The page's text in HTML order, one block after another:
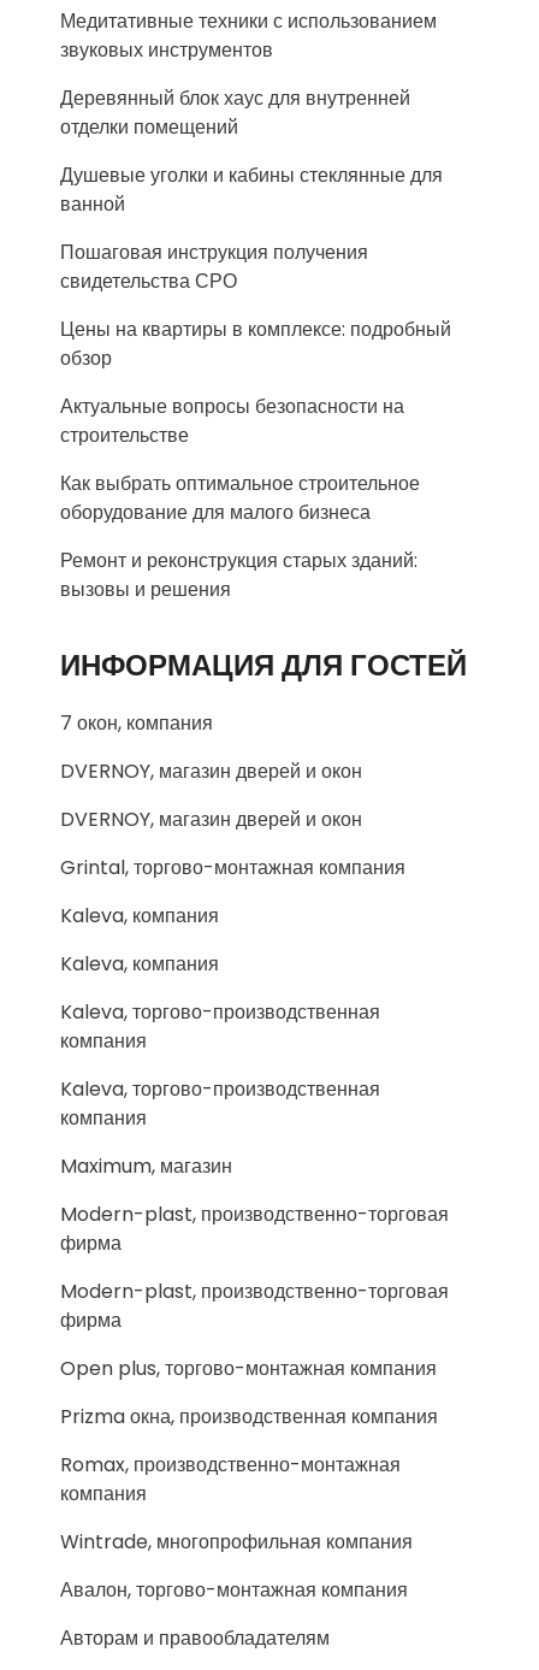
Медитативные техники с использованием
звуковых инструментов
Деревянный блок хаус для внутренней
отделки помещений
Душевые уголки и кабины стеклянные для
ванной
Пошаговая инструкция получения
свидетельства СРО
Цены на квартиры в комплексе: подробный
обзор
Актуальные вопросы безопасности на
строительстве
Как выбрать оптимальное строительное
оборудование для малого бизнеса
Ремонт и реконструкция старых зданий:
вызовы и решения
ИНФОРМАЦИЯ ДЛЯ ГОСТЕЙ
7 окон, компания
DVERNOY, магазин дверей и окон
DVERNOY, магазин дверей и окон
Grintal, торгово-монтажная компания
Kaleva, компания
Kaleva, компания
Kaleva, торгово-производственная
компания
Kaleva, торгово-производственная
компания
Maximum, магазин
Modern-plast, производственно-торговая
фирма
Modern-plast, производственно-торговая
фирма
Open plus, торгово-монтажная компания
Prizma окна, производственная компания
Romax, производственно-монтажная
компания
Wintrade, многопрофильная компания
Авалон, торгово-монтажная компания
Авторам и правообладателям